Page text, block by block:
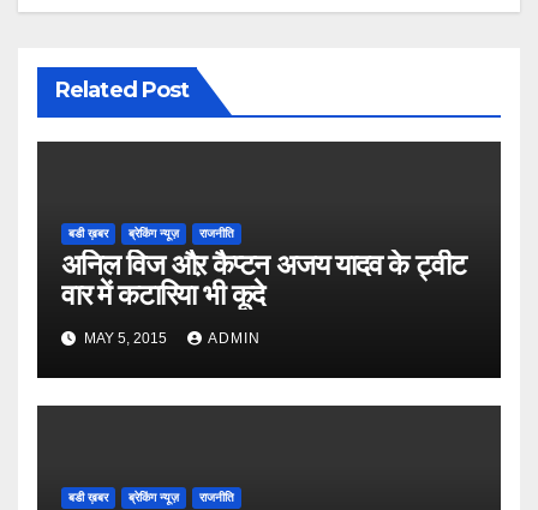
Related Post
बडी ख़बर ब्रेकिंग न्यूज़ राजनीति
अनिल विज औऱ कैप्टन अजय यादव के ट्वीट
वार में कटारिया भी कूदे
MAY 5, 2015 ADMIN
बडी ख़बर ब्रेकिंग न्यूज़ राजनीति